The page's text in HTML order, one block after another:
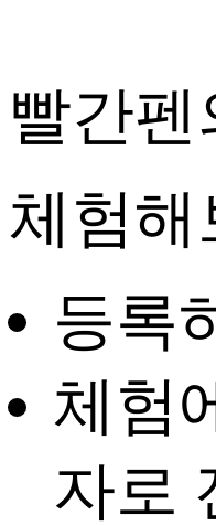
빨간
체험
등록
체험
자로